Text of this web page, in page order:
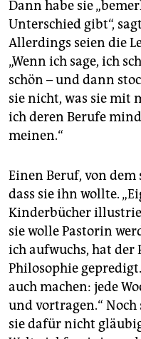
Dann habe sie
Unterschied gibt“,
Allerdings seien die
„Wenn ich sage, ich
schön – und dann
sie nicht, was sie mit
ich deren Berufe
meinen.“
Einen Beruf, von dem
dass sie ihn wollte.
Kinderbücher
sie wolle Pastorin
ich aufwuchs, hat
Philosophie
auch machen: jede
und vortragen.“ Noch
sie dafür nicht